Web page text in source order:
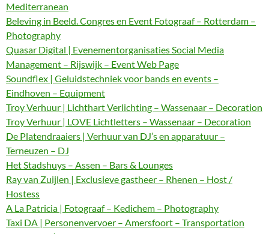
Mediterranean
Beleving in Beeld. Congres en Event Fotograaf – Rotterdam –
Photography
Quasar Digital | Evenementorganisaties Social Media
Management – Rijswijk – Event Web Page
Soundflex | Geluidstechniek voor bands en events –
Eindhoven – Equipment
Troy Verhuur | Lichthart Verlichting – Wassenaar – Decoration
Troy Verhuur | LOVE Lichtletters – Wassenaar – Decoration
De Platendraaiers | Verhuur van DJ’s en apparatuur –
Terneuzen – DJ
Het Stadshuys – Assen – Bars & Lounges
Ray van Zuijlen | Exclusieve gastheer – Rhenen – Host /
Hostess
A La Patricia | Fotograaf – Kedichem – Photography
Taxi DA | Personenvervoer – Amersfoort – Transportation